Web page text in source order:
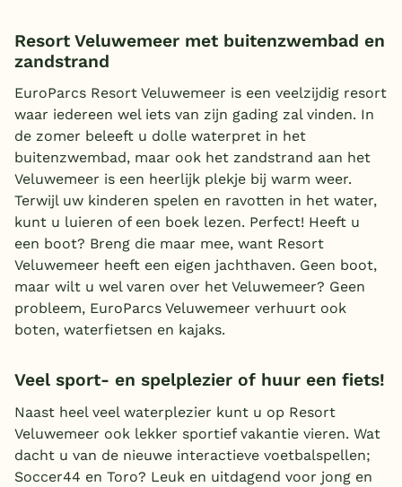
Resort Veluwemeer met buitenzwembad en
zandstrand
EuroParcs Resort Veluwemeer is een veelzijdig resort
waar iedereen wel iets van zijn gading zal vinden. In
de zomer beleeft u dolle waterpret in het
buitenzwembad, maar ook het zandstrand aan het
Veluwemeer is een heerlijk plekje bij warm weer.
Terwijl uw kinderen spelen en ravotten in het water,
kunt u luieren of een boek lezen. Perfect! Heeft u
een boot? Breng die maar mee, want Resort
Veluwemeer heeft een eigen jachthaven. Geen boot,
maar wilt u wel varen over het Veluwemeer? Geen
probleem, EuroParcs Veluwemeer verhuurt ook
boten, waterfietsen en kajaks.
Veel sport- en spelplezier of huur een fiets!
Naast heel veel waterplezier kunt u op Resort
Veluwemeer ook lekker sportief vakantie vieren. Wat
dacht u van de nieuwe interactieve voetbalspellen;
Soccer44 en Toro? Leuk en uitdagend voor jong en